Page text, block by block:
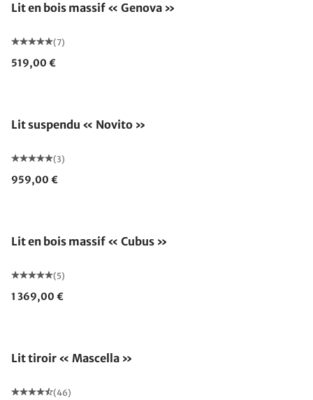
Lit en bois massif « Genova »
(7)
519,00 €
Lit suspendu « Novito »
(3)
959,00 €
Lit en bois massif « Cubus »
(5)
1 369,00 €
Lit tiroir « Mascella »
(46)